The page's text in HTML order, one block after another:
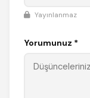
Yayınlanmaz
Yorumunuz *